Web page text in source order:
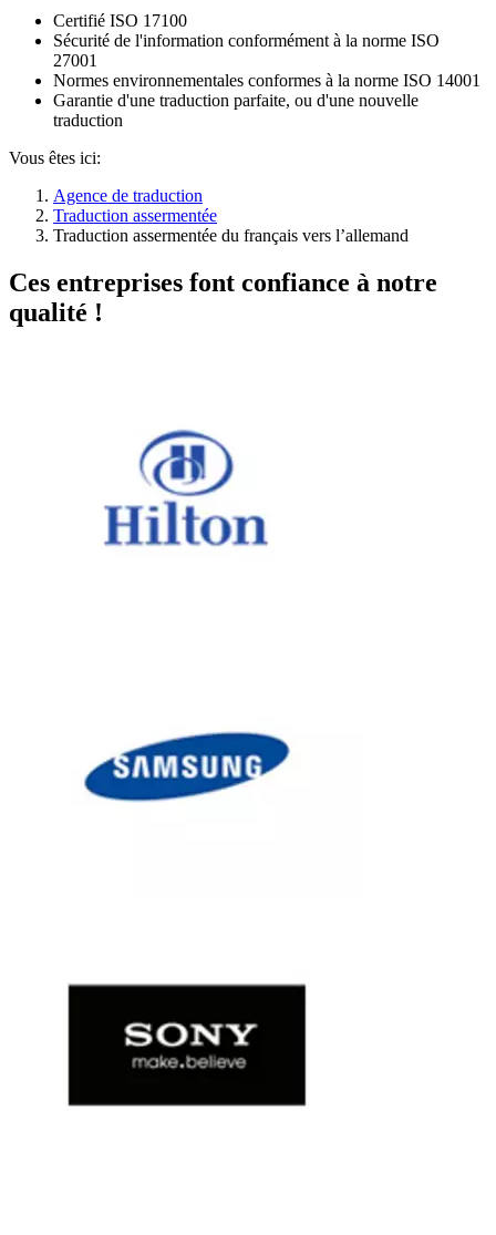
Certifié ISO 17100
Sécurité de l'information conformément à la norme ISO
27001
Normes environnementales conformes à la norme ISO 14001
Garantie d'une traduction parfaite, ou d'une nouvelle
traduction
Vous êtes ici:
Agence de traduction
Traduction assermentée
Traduction assermentée du français vers l’allemand
Ces entreprises font confiance à notre
qualité !